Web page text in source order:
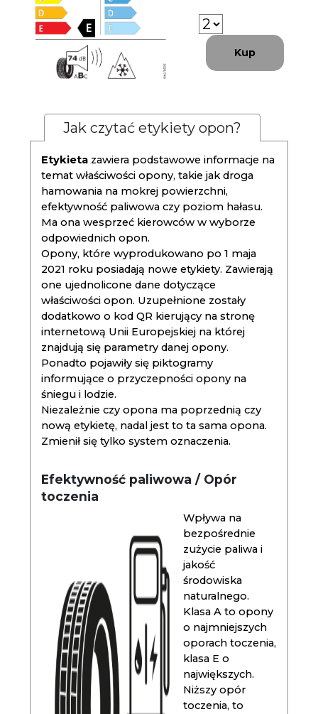
Kup
Jak czytać etykiety opon?
Etykieta zawiera podstawowe informacje na
temat właściwości opony, takie jak droga
hamowania na mokrej powierzchni,
efektywność paliwowa czy poziom hałasu.
Ma ona wesprzeć kierowców w wyborze
odpowiednich opon.
Opony, które wyprodukowano po 1 maja
2021 roku posiadają nowe etykiety. Zawierają
one ujednolicone dane dotyczące
właściwości opon. Uzupełnione zostały
dodatkowo o kod QR kierujący na stronę
internetową Unii Europejskiej na której
znajdują się parametry danej opony.
Ponadto pojawiły się piktogramy
informujące o przyczepności opony na
śniegu i lodzie.
Niezależnie czy opona ma poprzednią czy
nową etykietę, nadal jest to ta sama opona.
Zmienił się tylko system oznaczenia.
Efektywność paliwowa / Opór
toczenia
Wpływa na
bezpośrednie
zużycie paliwa i
jakość
środowiska
naturalnego.
Klasa A to opony
o najmniejszych
oporach toczenia,
klasa E o
największych.
Niższy opór
toczenia, to